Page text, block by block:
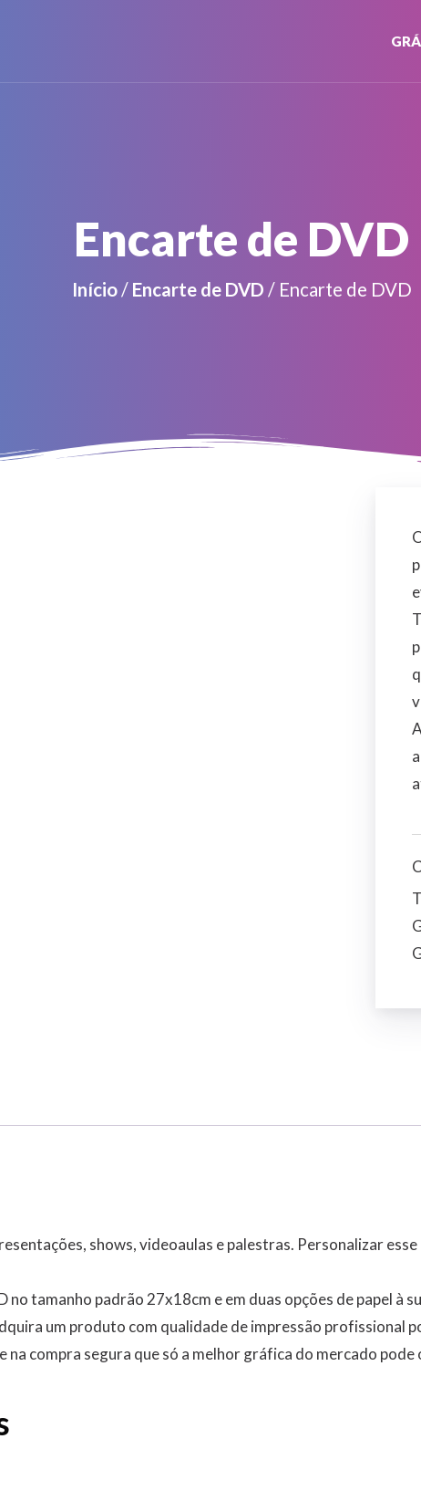
Encarte de DVD
Início/ Encarte de DVD / Encarte de DVD
shows, videoaulas e palestras. Personalizar
tamanho padrão 27x18cm e em duas opções de papel à
um produto com qualidade de impressão profissional
na compra segura que só a melhor gráfica do mercado